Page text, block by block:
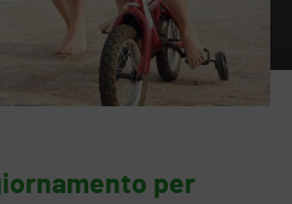
per